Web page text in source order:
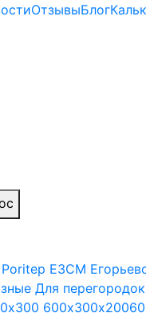
ОтзывыБлог
Poritep ЕЗСМ
Для перегородок
600х300х200